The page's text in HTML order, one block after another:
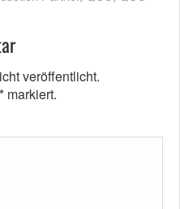
veröffentlicht.
* markiert.